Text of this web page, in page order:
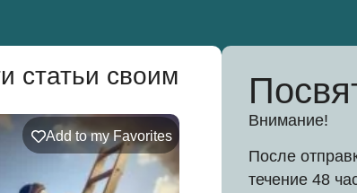
статьи своим
Add to my Favorites
Внимание!
После
течение 48